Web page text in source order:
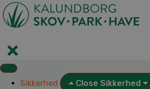
Videre
til
indhold
Sikkerhed Close Sikkerhed